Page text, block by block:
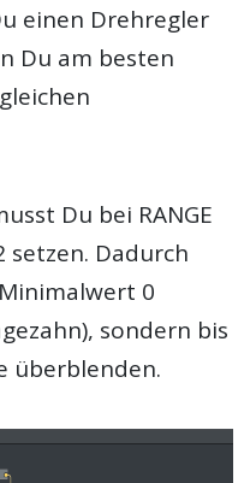
einen Drehregler
Du am besten
Du bei RANGE
setzen. Dadurch
0
sondern bis
überblenden.